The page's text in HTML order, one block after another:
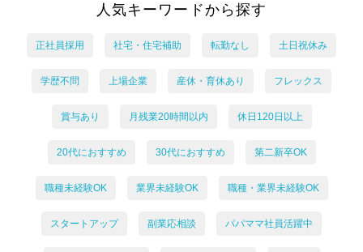
人気キーワードから探す
正社員採用 社宅・住宅補助 転勤なし 土日祝休み
学歴不問 上場企業 産休・育休あり フレックス
賞与あり 月残業20時間以内 休日120日以上
20代におすすめ 30代におすすめ 第二新卒OK
職種未経験OK 業界未経験OK 職種・業界未経験OK
スタートアップ 副業応相談 パパママ社員活躍中